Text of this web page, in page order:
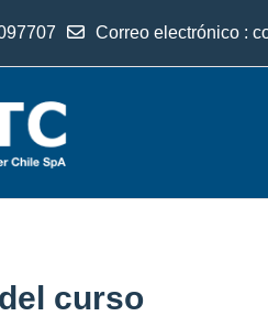
Correo electrónico :
curso